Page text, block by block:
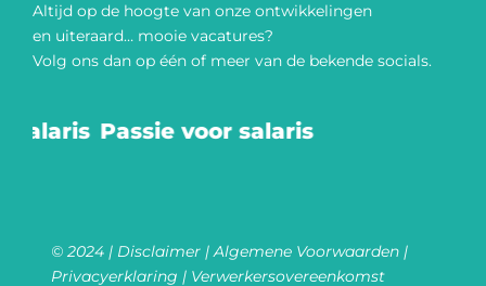
Altijd op de hoogte van onze ontwikkelingen
en uiteraard… mooie vacatures?
Volg ons dan op één of meer van de bekende socials.​
Passie voor salaris
© 2024 | Disclaimer |Algemene Voorwaarden |
Privacyerklaring | Verwerkersovereenkomst